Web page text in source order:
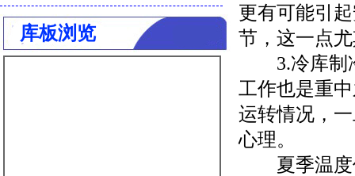
库板浏览
更有可能引
节，这一点
3.冷库制冷
工作也是重
运转情况，
心理。
夏季温度